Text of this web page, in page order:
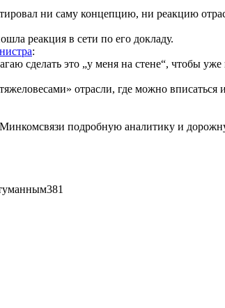
ни саму концепцию, ни реакцию
реакция в сети по его докладу.
:
сделать это „у меня на стене“, чтобы
отрасли, где можно
подробную аналитику и
381